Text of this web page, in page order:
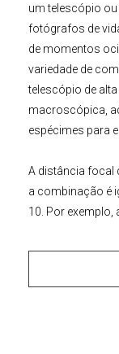
um telescópio
fotógrafos de
de momentos
variedade de
telescópio de
macroscópica,
espécimes para
A distância focal
a combinação é
10. Por
contínuo. O
em um volume